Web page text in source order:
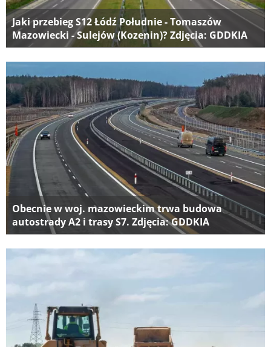
Jaki przebieg S12 Łódź Południe - Tomaszów
Mazowiecki - Sulejów (Kozenin)? Zdjęcia: GDDKIA
Obecnie w woj. mazowieckim trwa budowa
autostrady A2 i trasy S7. Zdjęcia: GDDKIA